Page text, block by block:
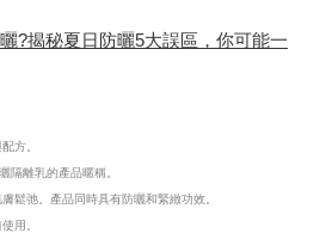
?揭秘夏日防曬5大誤區，你可能一
方。
隔離乳的產品暱稱。
鬆弛。產品同時具有防曬和緊緻功效。
用。